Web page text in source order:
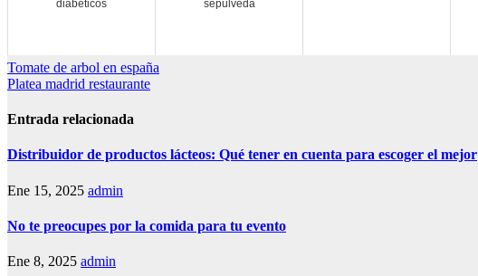
diabeticos
sepulveda
Navegación
de
entradas
Tomate de arbol en españa
Platea madrid restaurante
Entrada relacionada
Distribuidor de productos lácteos: Qué tener en cuenta para escoger el mejor
Ene 15, 2025 admin
No te preocupes por la comida para tu evento
Ene 8, 2025 admin